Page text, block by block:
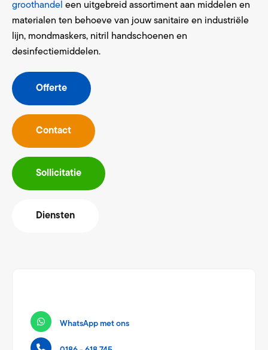
groothandel een uitgebreid assortiment aan middelen en
materialen ten behoeve van jouw sanitaire en industriële
lijn, mondmaskers, nitril handschoenen en
desinfectiemiddelen.
Offerte
Contact
Sollicitatie
Diensten
WhatsApp met ons